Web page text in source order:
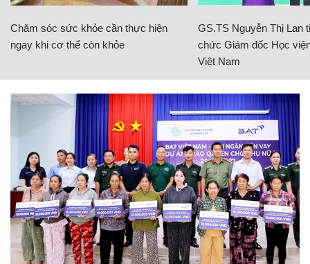
Chăm sóc sức khỏe cần thực hiện
ngay khi cơ thể còn khỏe
GS.TS Nguyễn Thị Lan
chức Giám đốc Học
Việt Nam